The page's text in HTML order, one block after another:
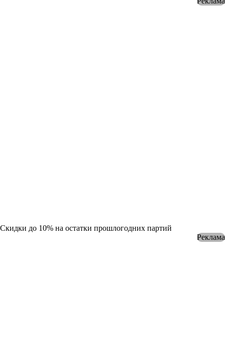
Скидки до 10% на остатки прошлогодних партий
Реклама